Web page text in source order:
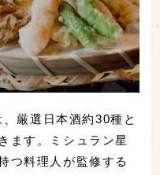
厳選日本酒約30種と
ます。ミシュラン星
つ料理人が監修する